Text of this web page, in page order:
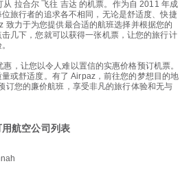
拉合尔 飞往 吉达 的机票。作为自 2011 年成
旅行者的追求各不相同，无论是舒适度、快捷
致力于为您提供最合适的航班选择并根据您的
几下，您就可以获得一张机票，让您的旅行计
，让您以令人难以置信的实惠价格预订机票。
或舒适度。有了 Airpaz，前往您的梦想目的地
订您的廉价航班，享受非凡的旅行体验和无与
航空公司列表